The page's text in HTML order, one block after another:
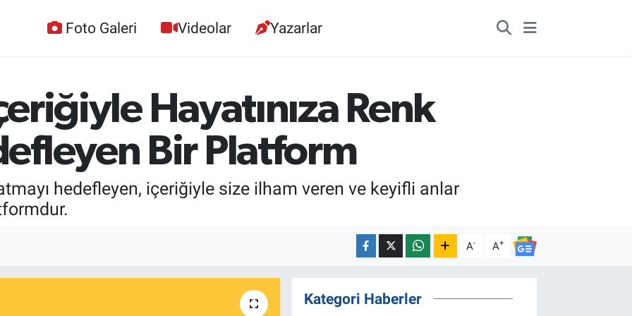
Foto Galeri Videolar Yazarlar
Hayatınıza Renk
Bir Platform
hedefleyen, içeriğiyle size ilham veren ve keyifli anlar
A- A+
Kategori Haberler